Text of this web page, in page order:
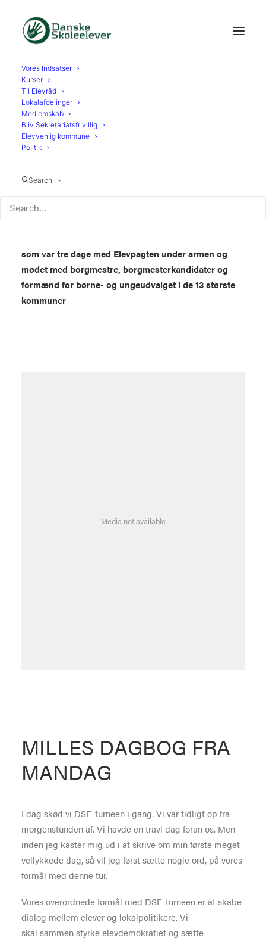
Vores Indsatser
Kurser
Til Elevråd
Lokalafdelinger
Medlemskab
Bliv Sekretariatsfrivillig
Elevvenlig kommune
Politik
Search
MILLES DAGBOG FRA DSE
som var tre dage med Elevpagten under armen og
mødet med borgmestre, borgmesterkandidater og
formænd for børne- og ungeudvalget i de 13 største
kommuner
Media not available
MILLES DAGBOG FRA
MANDAG
I dag skød vi DSE-turneen i gang. Vi var tidligt op fra
morgenstunden af. Vi havde en travl dag foran os. Men
inden jeg kaster mig ud i at skrive om min første meget
vellykkede dag, så vil jeg først sætte nogle ord, på vores
formål med denne tur.
Vores overordnede formål med DSE-turneen er at skabe
dialog mellem elever og lokalpolitikere. Vi
skal sammen styrke elevdemokratiet og sætte